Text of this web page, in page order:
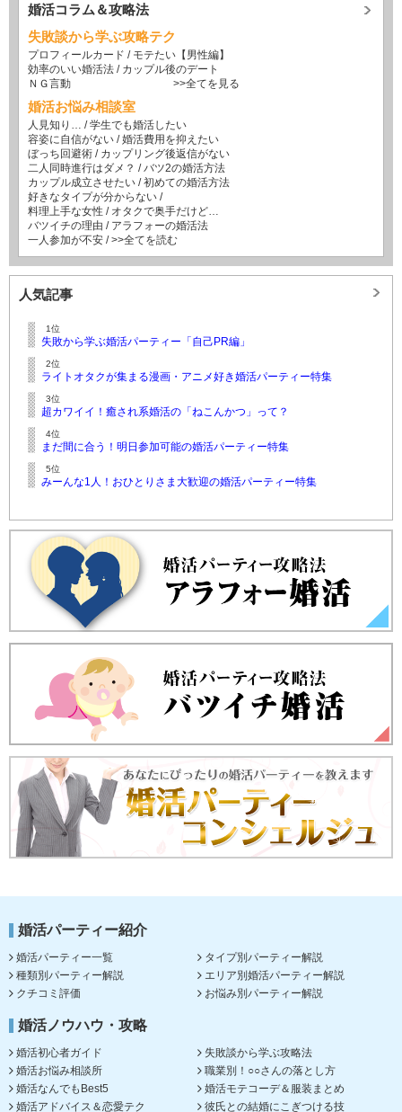
婚活コラム＆攻略法
失敗談から学ぶ攻略テク
プロフィールカード / モテたい【男性編】
効率のいい婚活法 / カップル後のデート
ＮＧ言動
>>全てを見る
婚活お悩み相談室
人見知り… /学生でも婚活したい
容姿に自信がない /婚活費用を抑えたい
ぼっち回避術 / カップリング後返信がない
二人同時進行はダメ？ /バツ2の婚活方法
カップル成立させたい /初めての婚活方法
好きなタイプが分からない /
料理上手な女性 / オタクで奥手だけど…
バツイチの理由 / アラフォーの婚活法
一人参加が不安 />>全てを読む
人気記事
1位
失敗から学ぶ婚活パーティー「自己PR編」
2位
ライトオタクが集まる漫画・アニメ好き婚活パーティー特集
3位
超カワイイ！癒され系婚活の「ねこんかつ」って？
4位
まだ間に合う！明日参加可能の婚活パーティー特集
5位
みーんな1人！おひとりさま大歓迎の婚活パーティー特集
婚活パーティー紹介
婚活パーティー一覧
タイプ別パーティー解説
種類別パーティー解説
エリア別婚活パーティー解説
クチコミ評価
お悩み別パーティー解説
婚活ノウハウ・攻略
婚活初心者ガイド
失敗談から学ぶ攻略法
婚活お悩み相談所
職業別！○○さんの落とし方
婚活なんでもBest5
婚活モテコーデ＆服装まとめ
婚活アドバイス＆恋愛テク
彼氏との結婚にこぎつける技